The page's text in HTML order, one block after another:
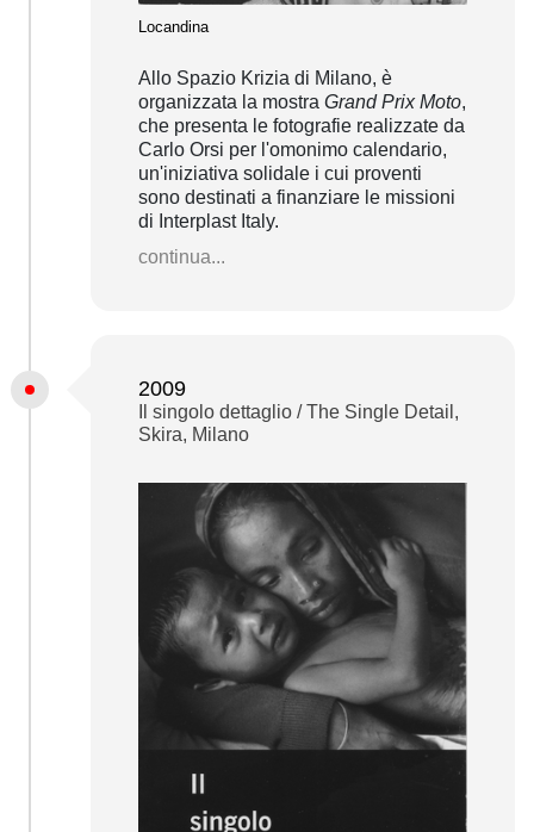
Locandina
Allo Spazio Krizia di Milano, è
organizzata la mostra Grand Prix Moto,
che presenta le fotografie realizzate da
Carlo Orsi per l'omonimo calendario,
un'iniziativa solidale i cui proventi
sono destinati a finanziare le missioni
di Interplast Italy.
continua...
2009
Il singolo dettaglio / The Single Detail,
Skira, Milano